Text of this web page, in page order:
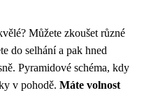
Můžete zkoušet různé
do selhání a pak hned
Pyramidové schéma, kdy
v pohodě. Máte volnost